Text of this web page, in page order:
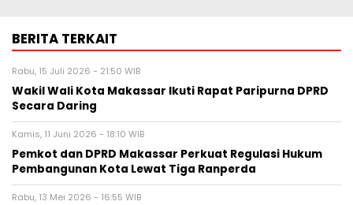
BERITA TERKAIT
Rabu, 15 Juli 2026 - 21:50 WIB
Wakil Wali Kota Makassar Ikuti Rapat Paripurna DPRD
Secara Daring
Kamis, 11 Juni 2026 - 18:10 WIB
Pemkot dan DPRD Makassar Perkuat Regulasi Hukum
Pembangunan Kota Lewat Tiga Ranperda
Rabu, 13 Mei 2026 - 16:55 WIB